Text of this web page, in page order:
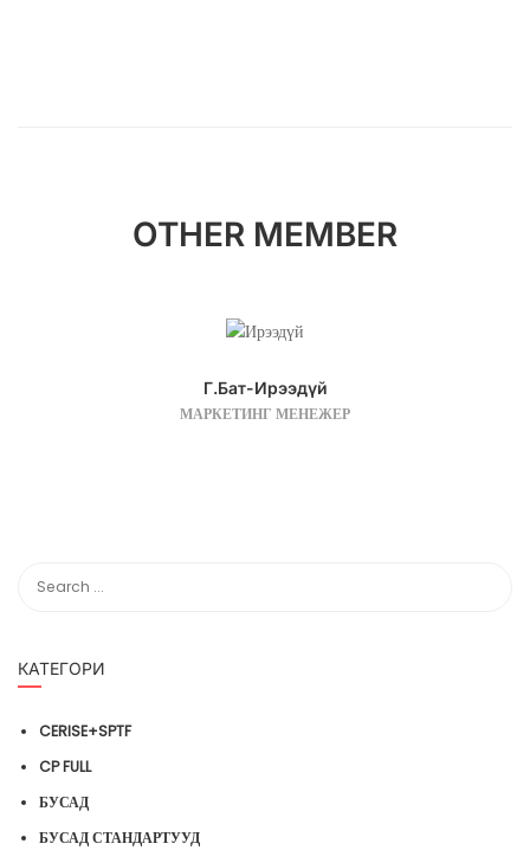
OTHER MEMBER
Г.Бат-Ирээдүй
МАРКЕТИНГ МЕНЕЖЕР
КАТЕГОРИ
CERISE+SPTF
CP FULL
БУСАД
БУСАД СТАНДАРТУУД